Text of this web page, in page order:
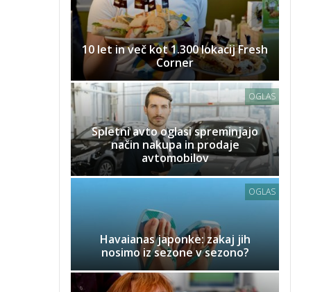
10 let in več kot 1.300 lokacij Fresh
Corner
OGLAS
Spletni avto oglasi spreminjajo
način nakupa in prodaje
avtomobilov
OGLAS
Havaianas japonke: zakaj jih
nosimo iz sezone v sezono?